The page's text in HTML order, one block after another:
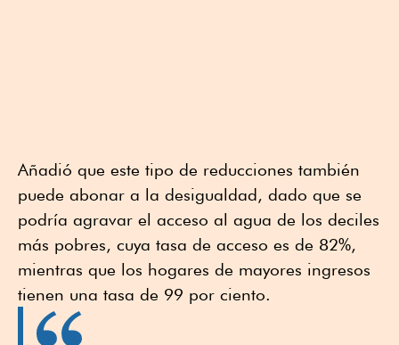
Añadió que este tipo de reducciones también
puede abonar a la desigualdad, dado que se
podría agravar el acceso al agua de los deciles
más pobres, cuya tasa de acceso es de 82%,
mientras que los hogares de mayores ingresos
tienen una tasa de 99 por ciento.